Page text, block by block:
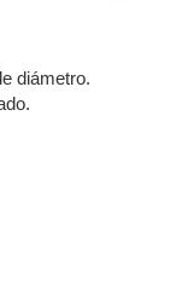
diámetro.